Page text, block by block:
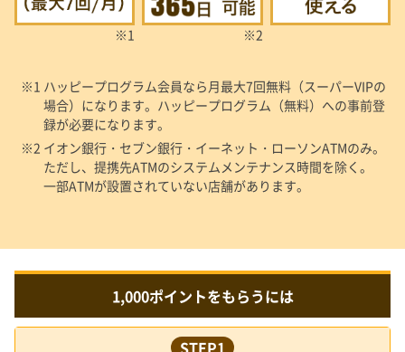
※1 ※2
※1 ハッピープログラム会員なら月最大7回無料（スーパーVIPの
場合）になります。ハッピープログラム（無料）への事前登
録が必要になります。
※2 イオン銀行・セブン銀行・イーネット・ローソンATMのみ。
ただし、提携先ATMのシステムメンテナンス時間を除く。
一部ATMが設置されていない店舗があります。
1,000ポイントをもらうには
STEP1